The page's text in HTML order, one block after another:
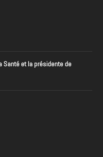
Santé et la présidente de